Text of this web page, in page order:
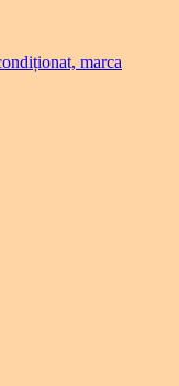
marca